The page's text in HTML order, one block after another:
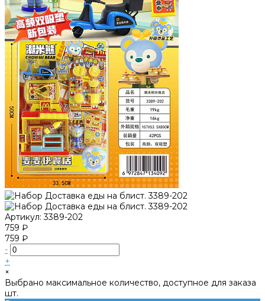
Артикул:3389-202
759 ₽
759 ₽
-
+
×
Выбрано максимальное количество, доступное для заказа
шт.